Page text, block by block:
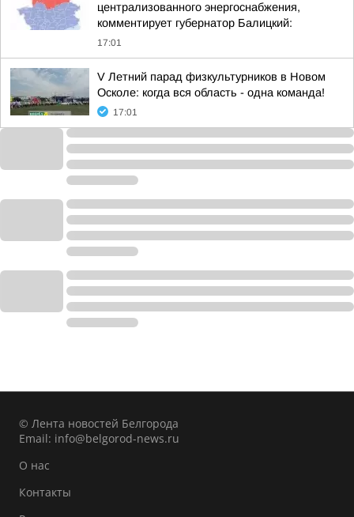
централизованного энергоснабжения,
комментирует губернатор Балицкий:
17:01
V Летний парад физкультурников в Новом
Осколе: когда вся область - одна команда!
17:01
© Лента новостей Белгорода
Email: info@belgorod-news.ru
О нас
Контакты